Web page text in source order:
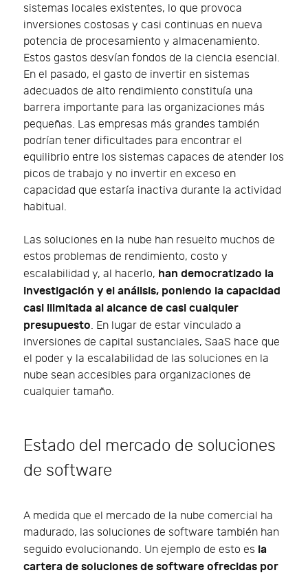
sistemas locales existentes, lo que provoca
inversiones costosas y casi continuas en nueva
potencia de procesamiento y almacenamiento.
Estos gastos desvían fondos de la ciencia esencial.
En el pasado, el gasto de invertir en sistemas
adecuados de alto rendimiento constituía una
barrera importante para las organizaciones más
pequeñas. Las empresas más grandes también
podrían tener dificultades para encontrar el
equilibrio entre los sistemas capaces de atender los
picos de trabajo y no invertir en exceso en
capacidad que estaría inactiva durante la actividad
habitual.
Las soluciones en la nube han resuelto muchos de
estos problemas de rendimiento, costo y
escalabilidad y, al hacerlo, han democratizado la
investigación y el análisis, poniendo la capacidad
casi ilimitada al alcance de casi cualquier
presupuesto. En lugar de estar vinculado a
inversiones de capital sustanciales, SaaS hace que
el poder y la escalabilidad de las soluciones en la
nube sean accesibles para organizaciones de
cualquier tamaño.
Estado del mercado de soluciones
de software
A medida que el mercado de la nube comercial ha
madurado, las soluciones de software también han
seguido evolucionando. Un ejemplo de esto es la
cartera de soluciones de software ofrecidas por